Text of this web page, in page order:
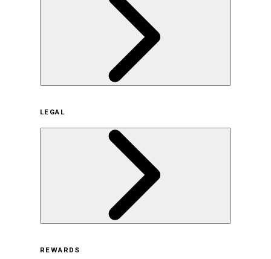
サステナビリティの取り組み（日本）
サステナビリティの取り組み（米国/英語）
ヒストリー
採用情報
LEGAL
REWARDS